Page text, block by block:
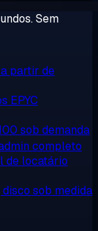
Sem
partir de
EPYC
sob demanda
completo
de locatário
disco sob medida